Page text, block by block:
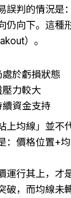
誤判的情況是
仍向下。這種
）。
於虧損狀態
壓力較大
資金支持
上均線」並不
：價格位置+
運行其上，才
破，而均線未